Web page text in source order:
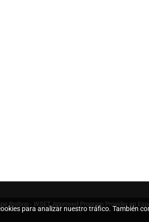
Brebop - WSET Approved Program Provider en
para analizar nuestro tráfico. También